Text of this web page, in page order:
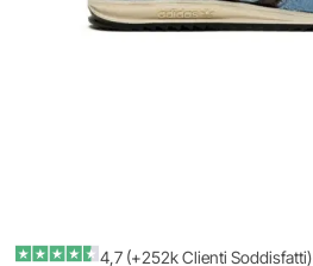
4,7 (+252k Clienti Soddisfatti)